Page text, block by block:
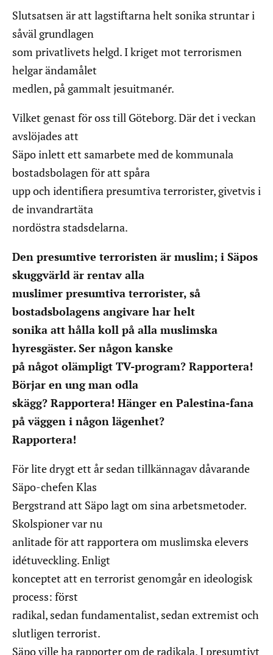
Slutsatsen är att lagstiftarna helt sonika struntar i
såväl grundlagen
som privatlivets helgd. I kriget mot terrorismen
helgar ändamålet
medlen, på gammalt jesuitmanér.
Vilket genast för oss till Göteborg. Där det i veckan
avslöjades att
Säpo inlett ett samarbete med de kommunala
bostadsbolagen för att spåra
upp och identifiera presumtiva terrorister, givetvis i
de invandrartäta
nordöstra stadsdelarna.
Den presumtive terroristen är muslim; i Säpos
skuggvärld är rentav alla
muslimer presumtiva terrorister, så
bostadsbolagens angivare har helt
sonika att hålla koll på alla muslimska
hyresgäster. Ser någon kanske
på något olämpligt TV-program? Rapportera!
Börjar en ung man odla
skägg? Rapportera! Hänger en Palestina-fana
på väggen i någon lägenhet?
Rapportera!
För lite drygt ett år sedan tillkännagav dåvarande
Säpo-chefen Klas
Bergstrand att Säpo lagt om sina arbetsmetoder.
Skolspioner var nu
anlitade för att rapportera om muslimska elevers
idétuveckling. Enligt
konceptet att en terrorist genomgår en ideologisk
process: först
radikal, sedan fundamentalist, sedan extremist och
slutligen terrorist.
Säpo ville ha rapporter om de radikala. I presumtivt